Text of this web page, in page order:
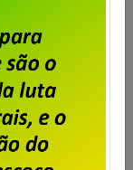
dos
o Sindpd-
de 2024, às
empregados
[…]